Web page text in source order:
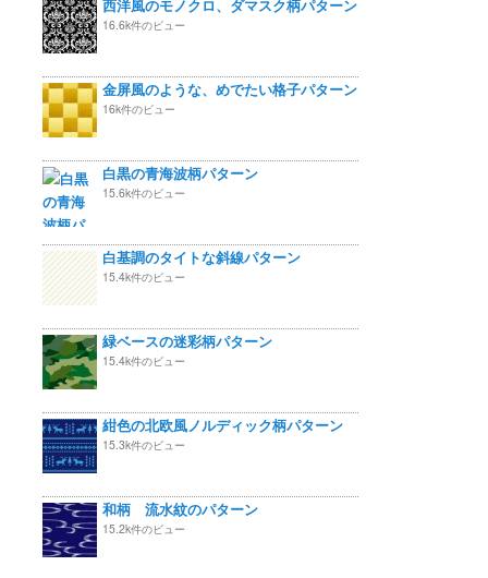
西洋風のモノクロ、ダマスク柄パターン
16.6k件のビュー
金屏風のような、めでたい格子パターン
16k件のビュー
白黒の青海波柄パターン
15.6k件のビュー
白基調のタイトな斜線パターン
15.4k件のビュー
緑ベースの迷彩柄パターン
15.4k件のビュー
紺色の北欧風ノルディック柄パターン
15.3k件のビュー
和柄 流水紋のパターン
15.2k件のビュー